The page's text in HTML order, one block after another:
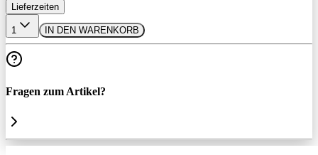
Lieferzeiten
1 IN DEN WARENKORB
Fragen zum Artikel?